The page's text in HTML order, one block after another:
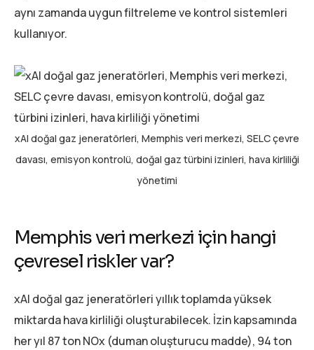
aynı zamanda uygun filtreleme ve kontrol sistemleri
kullanıyor.
xAI doğal gaz jeneratörleri, Memphis veri merkezi, SELC çevre
davası, emisyon kontrolü, doğal gaz türbini izinleri, hava kirliliği
yönetimi
Memphis veri merkezi için hangi
çevresel riskler var?
xAI doğal gaz jeneratörleri yıllık toplamda yüksek
miktarda hava kirliliği oluşturabilecek. İzin kapsamında
her yıl 87 ton NOx (duman oluşturucu madde), 94 ton